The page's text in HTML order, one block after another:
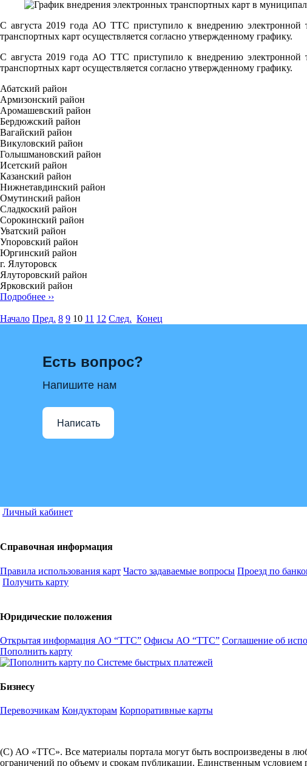
С августа 2019 года АО ТТС приступило к внедрению электронной
транспортных карт осуществляется согласно утвержденному графику.
С августа 2019 года АО ТТС приступило к внедрению электронной
транспортных карт осуществляется согласно утвержденному графику.
Абатский район
Армизонский район
Аромашевский район
Бердюжский район
Вагайский район
Викуловский район
Голышмановский район
Исетский район
Казанский район
Нижнетавдинский район
Омутинский район
Сладкоский район
Сорокинский район
Уватский район
Упоровский район
Юргинский район
г. Ялуторовск
Ялуторовский район
Ярковский район
Подробнее ››
Начало Пред. 8 9 10 11 12 След. Конец
Есть вопрос?
Напишите нам
Написать
Личный кабинет
Справочная информация
Правила использования карт Часто задаваемые вопросы Проезд по
Получить карту
Юридические положения
Открытая информация АО “ТТС” Офисы АО “ТТС” Соглашение об
Пополнить карту
Бизнесу
Перевозчикам Кондукторам Корпоративные карты
(С) АО «ТТС». Все материалы портала могут быть воспроизведены в
ограничений по объему и срокам публикации. Единственным условием